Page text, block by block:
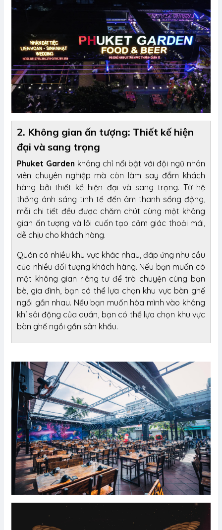
2. Không gian ấn tượng: Thiết kế hiện
đại và sang trọng
Phuket Garden không chỉ nổi bật với đội ngũ nhân
viên chuyên nghiệp mà còn làm say đắm khách
hàng bởi thiết kế hiện đại và sang trọng. Từ hệ
thống ánh sáng tinh tế đến âm thanh sống động,
mỗi chi tiết đều được chăm chút cùng một không
gian ấn tượng và lôi cuốn tạo cảm giác thoải mái,
dễ chịu cho khách hàng.
Quán có nhiều khu vực khác nhau, đáp ứng nhu cầu
của nhiều đối tượng khách hàng. Nếu bạn muốn có
một không gian riêng tư để trò chuyện cùng bạn
bè, gia đình, bạn có thể lựa chọn khu vực bàn ghế
ngồi gần nhau. Nếu bạn muốn hòa mình vào không
khí sôi động của quán, bạn có thể lựa chọn khu vực
bàn ghế ngồi gần sân khấu.